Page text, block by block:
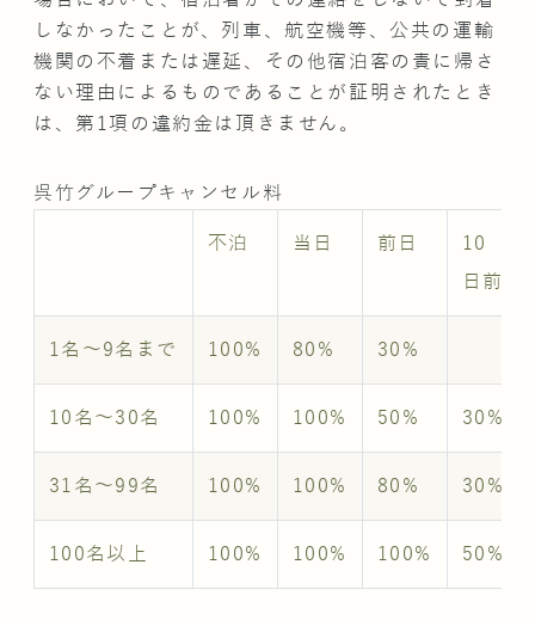
しなかったことが、列車、航空機等、公共の運輸
機関の不着または遅延、その他宿泊客の責に帰さ
ない理由によるものであることが証明されたとき
は、第1項の違約金は頂きません。
呉竹グループキャンセル料
不泊 当日 前日
10
日前
1名～9名まで 100% 80% 30%
10名～30名 100% 100% 50% 30%
31名～99名 100% 100% 80% 30%
100名以上 100% 100% 100% 50%